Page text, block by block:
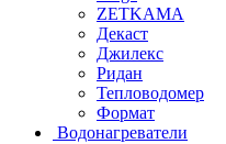
ZETKAMA
Декаст
Джилекс
Ридан
Тепловодомер
Формат
Водонагреватели